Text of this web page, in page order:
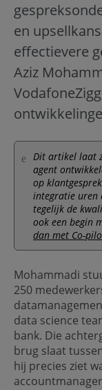
en
effectievere
Aziz
Dit artikel laat
agent
op
integratie uren
tegelijk de
ook een begin
dan met Co-
Mohammadi
250
data science
bank. Die
brug slaat
hij precies ziet